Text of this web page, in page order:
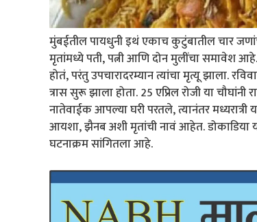
मुंबईतील पायधुनी इथं एकाच कुटुंबातील चार
मृतांमध्ये पती, पत्नी आणि दोन मुलींचा समावेश
होतं, परंतु उपचारादरम्यान त्यांचा मृत्यू झाला.
त्रास सुरू झाला होता. 25 एप्रिल रोजी या
नातेवाईक आपल्या घरी परतले, त्यानंतर
आयशा, झैनब अशी मृतांची नावं आहेत. डोकाडिया
घटनाक्रम सांगितला आहे.